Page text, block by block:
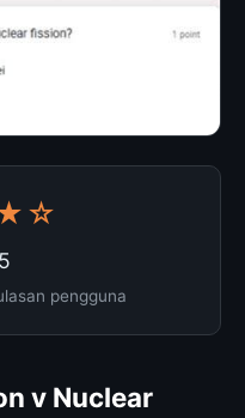
pengguna
v Nuclear